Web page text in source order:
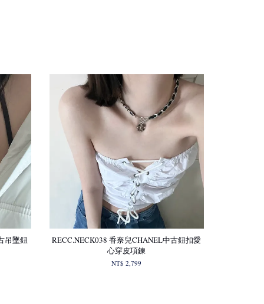
吊墜鈕
RECC.NECK038 香奈兒CHANEL中古鈕扣愛
心穿皮項鍊
NT$ 2,799